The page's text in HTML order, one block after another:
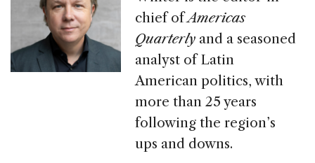
chief ofAmericas
Quarterly and a seasoned
analyst of Latin
American politics, with
more than 25 years
following the region’s
ups and downs.